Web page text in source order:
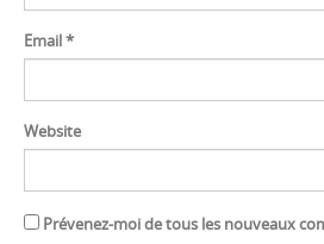
Email*
Website
Prévenez-moi de tous les nouveaux